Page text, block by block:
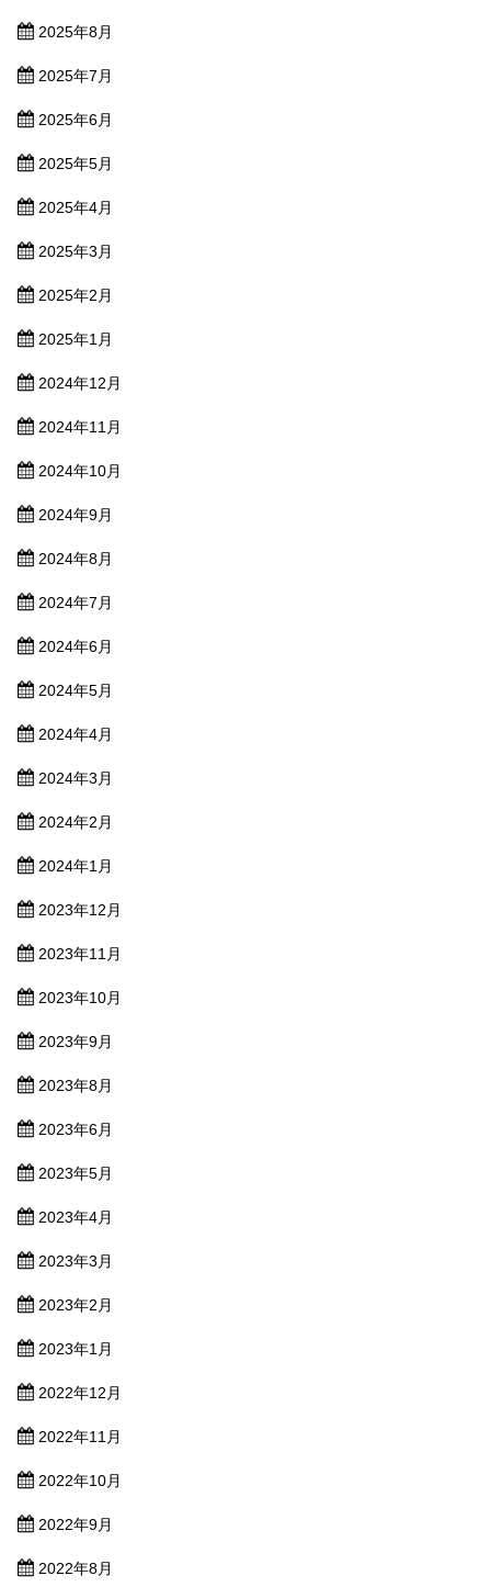
2025年8月
2025年7月
2025年6月
2025年5月
2025年4月
2025年3月
2025年2月
2025年1月
2024年12月
2024年11月
2024年10月
2024年9月
2024年8月
2024年7月
2024年6月
2024年5月
2024年4月
2024年3月
2024年2月
2024年1月
2023年12月
2023年11月
2023年10月
2023年9月
2023年8月
2023年6月
2023年5月
2023年4月
2023年3月
2023年2月
2023年1月
2022年12月
2022年11月
2022年10月
2022年9月
2022年8月